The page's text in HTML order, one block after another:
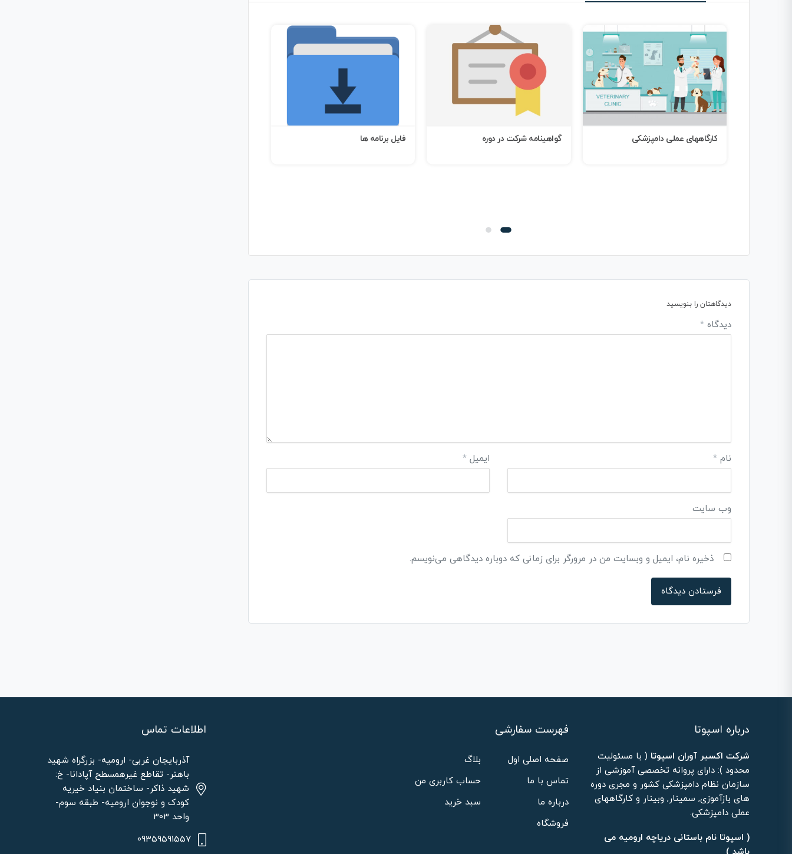
گواهینامه شرکت در دوره فایل برنامه ها
دیدگاهتان را بنویسید
دیدگاه *
نام * ایمیل *
وب‌ سایت
ذخیره نام، ایمیل و وبسایت من در مرورگر برای زمانی که دوباره دیدگاهی می‌نویسم.
درباره اسپوتا
شرکت اکسیر آوران اسپوتا ( با مسئولیت
محدود ): دارای پروانه تخصصی آموزشی از
سازمان نظام دامپزشکی کشور و مجری دوره
های بازآموزی, سمینار, وبینار و کارگاههای
عملی دامپزشکی.
( اسپوتا نام باستانی دریاچه ارومیه می
فهرست سفارشی
صفحه اصلی اول
بلاگ
تماس با ما
حساب کاربری من
درباره ما
سبد خرید
فروشگاه
اطلاعات تماس
آذربایجان غربی- ارومیه- بزرگراه شهید
باهنر- تقاطع غیرهمسطح آپادانا- خ:
شهید ذاکر- ساختمان بنیاد خیریه
کودک و نوجوان ارومیه- طبقه سوم-
واحد 303
09359591557